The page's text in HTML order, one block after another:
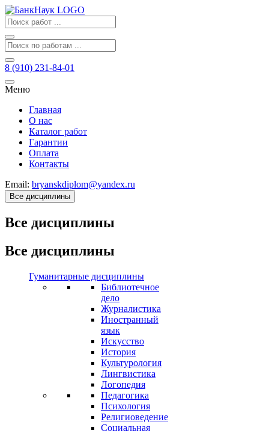
8 (910) 231-84-01
Меню
Главная
О нас
Каталог работ
Гарантии
Оплата
Контакты
Email: bryanskdiplom@yandex.ru
Все дисциплины
Все дисциплины
Все дисциплины
Гуманитарные дисциплины
Библиотечное
дело
Журналистика
Иностранный
язык
Искусство
История
Культурология
Лингвистика
Логопедия
Педагогика
Психология
Религиоведение
Социальная